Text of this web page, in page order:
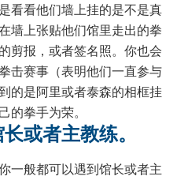
看看他们墙上挂的是不是真
墙上张贴他们馆里走出的拳
剪报，或者签名照。你也会
击赛事（表明他们一直参与
的是阿里或者泰森的相框挂
的拳手为荣。
或者主教练。
一般都可以遇到馆长或者主